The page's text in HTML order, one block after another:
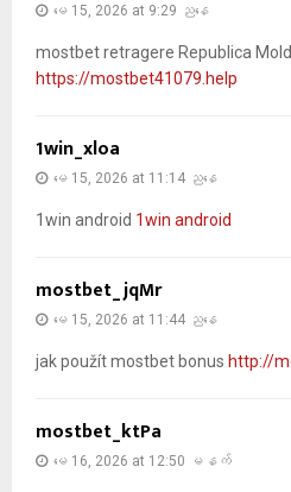
မေ 15, 2026 at 9:29 ညနေ
mostbet retragere Republica
https://mostbet41079.help
1win_xloa
မေ 15, 2026 at 11:14 ညနေ
1win android 1win android
mostbet_jqMr
မေ 15, 2026 at 11:44 ညနေ
jak použít mostbet bonus http://
mostbet_ktPa
မေ 16, 2026 at 12:50 မနက်